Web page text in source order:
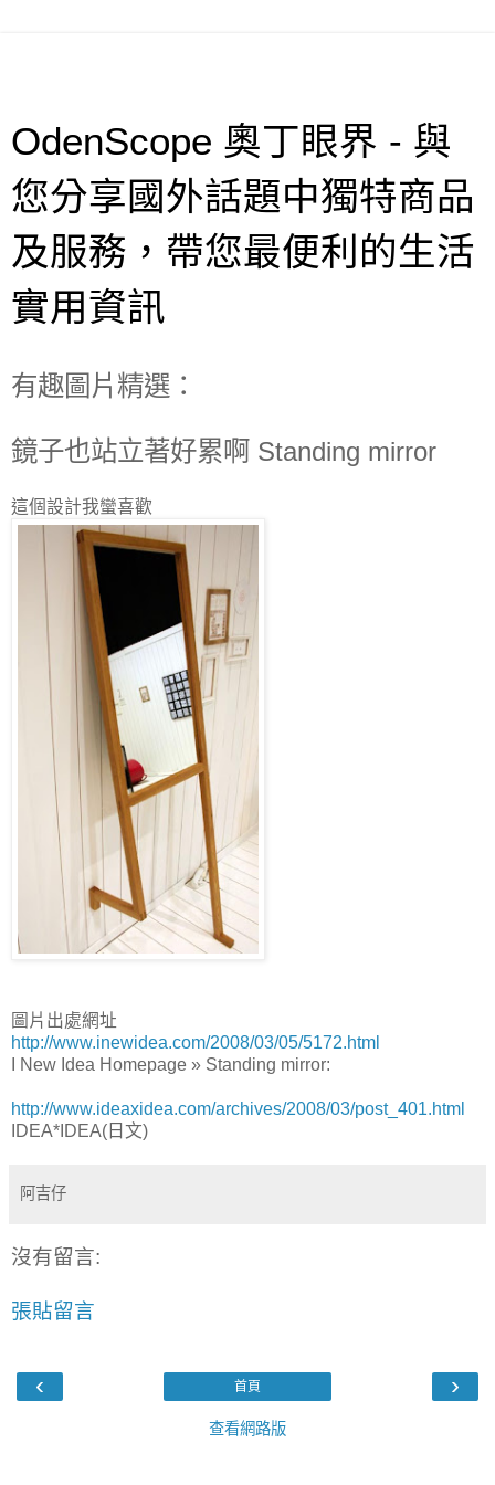
OdenScope 奧丁眼界 - 與
您分享國外話題中獨特商品
及服務，帶您最便利的生活
實用資訊
有趣圖片精選：
鏡子也站立著好累啊 Standing mirror
這個設計我蠻喜歡
圖片出處網址
http://www.inewidea.com/2008/03/05/5172.html
I New Idea Homepage » Standing mirror:
http://www.ideaxidea.com/archives/2008/03/post_401.html
IDEA*IDEA(日文)
阿吉仔
沒有留言:
張貼留言
‹ ›
首頁
查看網路版